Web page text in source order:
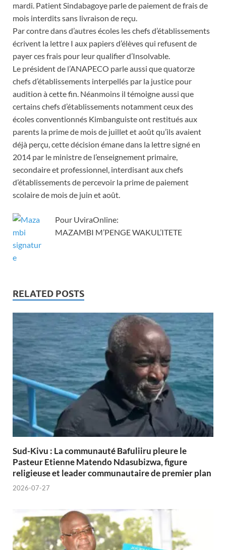
mardi. Patient Sindabagoye parle de paiement de frais de
mois interdits sans livraison de reçu.
Par contre dans d’autres écoles les chefs d’établissements
écrivent la lettre I aux papiers d’élèves qui refusent de
payer ces frais pour leur qualifier d’Insolvable.
Le président de l’ANAPECO parle aussi que quatorze
chefs d’établissements interpellés par la justice pour
audition à cette fin. Néanmoins il témoigne aussi que
certains chefs d’établissements notamment ceux des
écoles conventionnés Kimbanguiste ont restitués aux
parents la prime de mois de juillet et août qu’ils avaient
déjà perçu, cette décision émane dans la lettre signé en
2014 par le ministre de l’enseignement primaire,
secondaire et professionnel, interdisant aux chefs
d’établissements de percevoir la prime de paiement
scolaire de mois de juin et août.
Pour UviraOnline:
MAZAMBI M’PENGE WAKUL’ITETE
RELATED POSTS
Sud-Kivu : La communauté Bafuliiru pleure le
Pasteur Etienne Matendo Ndasubizwa, figure
religieuse et leader communautaire de premier plan
2026-07-27